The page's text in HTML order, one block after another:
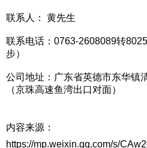
联系人： 黄先生
联系电话：0763-2608089转
步）
公司地址：广东省英德市东华镇
（京珠高速鱼湾出口对面）
内容来源：
https://mp.weixin.qq.com/s/